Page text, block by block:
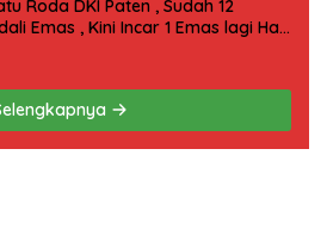
Roda DKI Paten , Sudah 12
Emas , Kini Incar 1 Emas lagi Hari